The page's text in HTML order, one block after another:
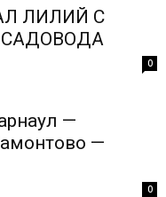
ЛИЛИЙ С
0
—
—
0